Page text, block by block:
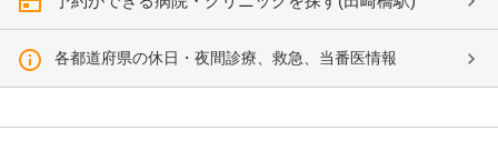
各都道府県の休日・夜間診療、救急、当番医情報